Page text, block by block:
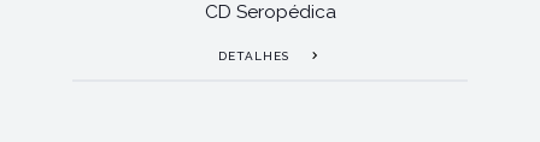
CD Seropédica
DETALHES